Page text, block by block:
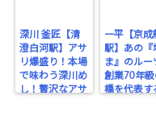
深川 釜匠【清
澄白河駅】アサ
リ爆盛り！本場
で味わう深川め
し！贅沢なアサ
一平【京成
駅】あの『
ま』のルー
創業70年級
橋を代表す